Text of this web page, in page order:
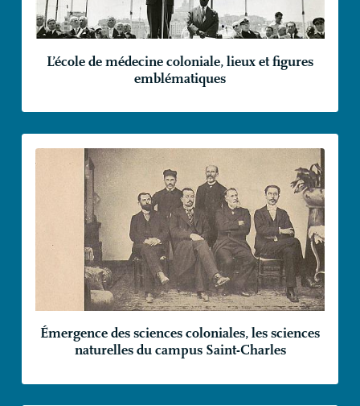
L’école de médecine coloniale, lieux et figures
emblématiques
Émergence des sciences coloniales, les sciences
naturelles du campus Saint-Charles